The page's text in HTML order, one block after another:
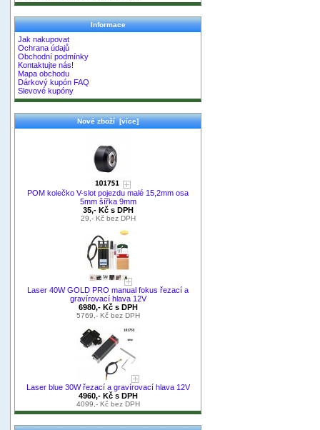
Informace
Jak nakupovat
Ochrana údajů
Obchodní podmínky
Kontaktujte nás!
Mapa obchodu
Dárkový kupón FAQ
Slevové kupóny
Nové zboží [více]
POM kolečko V-slot pojezdu malé 15,2mm osa
5mm šířka 9mm
35,- Kč s DPH
29,- Kč bez DPH
Laser 40W GOLD PRO manual fokus řezací a
gravírovací hlava 12V
6980,- Kč s DPH
5769,- Kč bez DPH
Laser blue 30W řezací a gravírovací hlava 12V
4960,- Kč s DPH
4099,- Kč bez DPH